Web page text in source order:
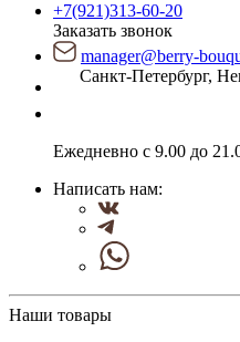
+7(921)313-60-20
Заказать звонок
manager@berry-
Санкт-Петербург,
Ежедневно с 9.00 до
Написать нам:
Наши товары